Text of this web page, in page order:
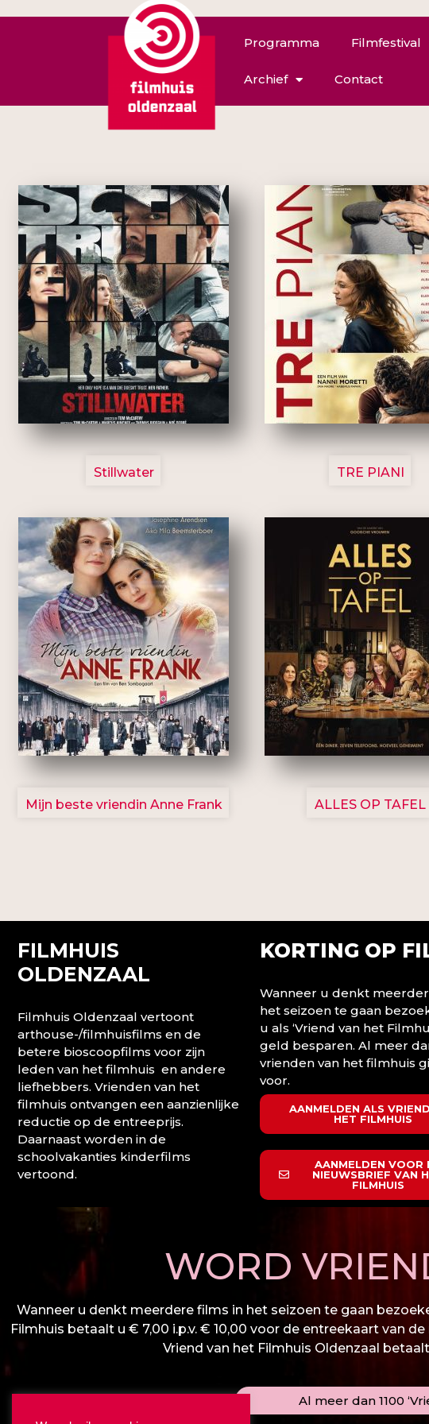
Programma Filmfestival
Archief Contact
3123
Stillwater
3129
TRE PIANI
2757
Mijn beste vriendin Anne Frank
3154
ALLES OP TAFEL
FILMHUIS
OLDENZAAL
Filmhuis Oldenzaal vertoont
arthouse-/filmhuisfilms en de
betere bioscoopfilms voor zijn
leden van het filmhuis en andere
liefhebbers. Vrienden van het
filmhuis ontvangen een aanzienlijke
reductie op de entreeprijs.
Daarnaast worden in de
schoolvakanties kinderfilms
vertoond.
KORTING OP
Wanneer u denkt
het seizoen te gaan
u als ‘Vriend van het
geld besparen. Al meer
vrienden van het filmhuis
voor.
AANMELDEN ALS
HET FILMHUIS
AANMELDEN VOOR
NIEUWSBRIEF VAN
FILMHUIS
WORD
Wanneer u denkt meerdere films in het seizoen te gaan
Filmhuis betaalt u € 7,00 i.p.v. € 10,00 voor de entreekaart van
Vriend van het Filmhuis Oldenzaal
Al meer dan 1100